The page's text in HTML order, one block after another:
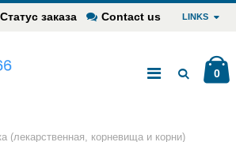
Статус заказа Contact us LINKS
0
(лекарственная, корневища и корни)